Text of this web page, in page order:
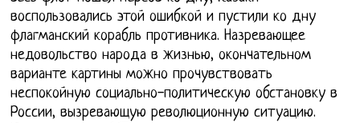
воспользовались этой ошибкой и пустили ко дну
флагманский корабль противника. Назревающее
недовольство народа в жизнью, окончательном
варианте картины можно прочувствовать
неспокойную социально-политическую обстановку в
России, вызревающую революционную ситуацию.